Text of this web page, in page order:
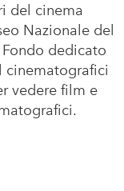
del cinema
Nazionale del
dedicato
cinematografici
vedere film e